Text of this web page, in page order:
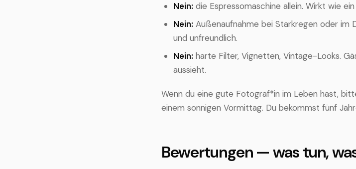
Nein: die Espressomaschine allein. Wirkt wie
Nein: Außenaufnahme bei Starkregen oder im
und unfreundlich.
Nein: harte Filter, Vignetten, Vintage-Looks.
aussieht.
Wenn du eine gute Fotograf*in im Leben hast,
einem sonnigen Vormittag. Du bekommst fünf
Bewertungen — was tun,